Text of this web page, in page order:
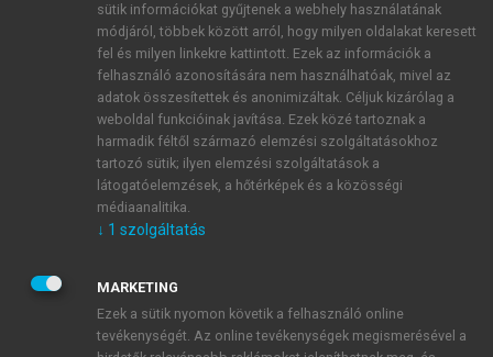
ÚJ FIÓK LÉTREHOZÁSA
1 óra díjmentes hozzáférés
E-MAIL-CÍM
JELSZÓ
sütik információkat gyűjtenek a webhely használatának
módjáról, többek között arról, hogy milyen oldalakat keresett
fel és milyen linkekre kattintott. Ezek az információk a
felhasználó azonosítására nem használhatóak, mivel az
adatok összesítettek és anonimizáltak. Céljuk kizárólag a
weboldal funkcióinak javítása. Ezek közé tartoznak a
harmadik féltől származó elemzési szolgáltatásokhoz
tartozó sütik; ilyen elemzési szolgáltatások a
látogatóelemzések, a hőtérképek és a közösségi
médiaanalitika.
↓ 1 szolgáltatás
MARKETING
Ezek a sütik nyomon követik a felhasználó online
tevékenységét. Az online tevékenységek megismerésével a